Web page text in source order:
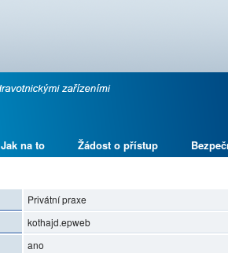
Jak na to Žádost o přístup
Privátní praxe
kothajd.epweb
ano